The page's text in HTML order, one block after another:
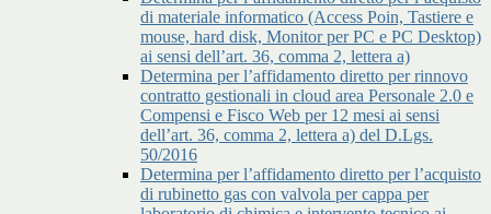
di materiale informatico (Access Poin, Tastiere e
mouse, hard disk, Monitor per PC e PC Desktop)
ai sensi dell’art. 36, comma 2, lettera a)
Determina per l’affidamento diretto per rinnovo
contratto gestionali in cloud area Personale 2.0 e
Compensi e Fisco Web per 12 mesi ai sensi
dell’art. 36, comma 2, lettera a) del D.Lgs.
50/2016
Determina per l’affidamento diretto per l’acquisto
di rubinetto gas con valvola per cappa per